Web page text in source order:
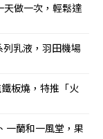
天做一次，輕鬆達
乳液，羽田機場
板燒，特推「火
一蘭和一風堂，果